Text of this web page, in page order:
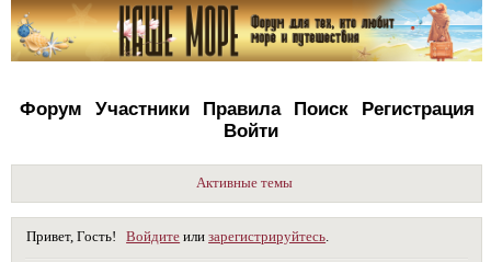
Форум Участники Правила Поиск
Регистрация
Войти
Активные темы
Привет, Гость! Войдите илизарегистрируйтесь